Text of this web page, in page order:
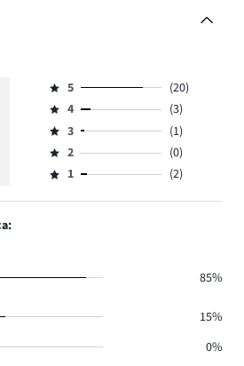
Evaluare
5,
numărul
de
voturi
20.
5
(20)
Evaluare
4,
numărul
de
3.
4
(3)
Evaluare
3,
numărul
3
(1)
Evaluare
2,
2
(0)
Evaluare
1,
1 (2)
85%
15%
0%